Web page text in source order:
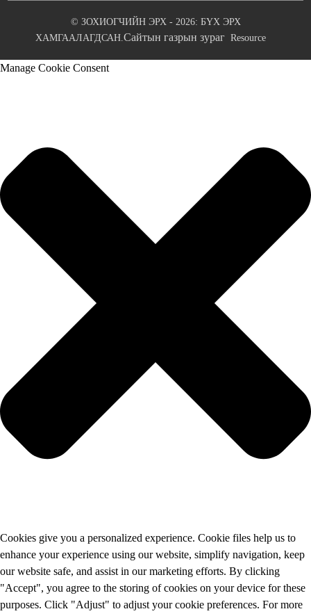
© ЗОХИОГЧИЙН ЭРХ - 2026: БҮХ ЭРХ
ХАМГААЛАГДСАН. Сайтын газрын зураг Resource
Manage Cookie Consent
Cookies give you a personalized experience. Cookie files help us to
enhance your experience using our website, simplify navigation, keep
our website safe, and assist in our marketing efforts. By clicking
"Accept", you agree to the storing of cookies on your device for these
purposes. Click "Adjust" to adjust your cookie preferences. For more